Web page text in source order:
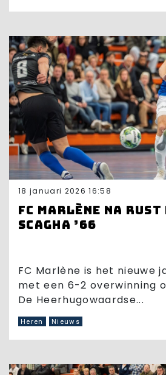
18 januari 2026 16:58
FC Marlène na
Scagha ’66
FC Marlène is het nieuwe
met een 6-2 overwinning
De Heerhugowaardse...
Heren Nieuws